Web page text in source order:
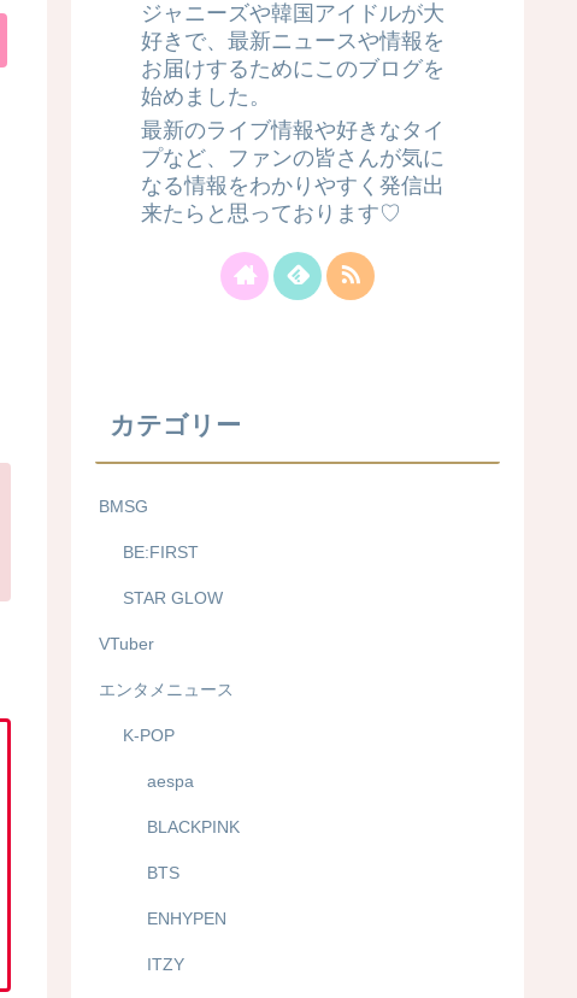
ジャニーズや韓国アイドルが大
好きで、最新ニュースや情報を
お届けするためにこのブログを
始めました。
最新のライブ情報や好きなタイ
プなど、ファンの皆さんが気に
なる情報をわかりやすく発信出
来たらと思っております♡
カテゴリー
BMSG
BE:FIRST
STAR GLOW
VTuber
エンタメニュース
K-POP
aespa
BLACKPINK
BTS
ENHYPEN
ITZY